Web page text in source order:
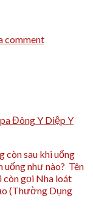
comment
Đông Y Diệp Y
còn sau khi uống
uống như nào? Tên
còn gọi Nha loát
(Thường Dụng